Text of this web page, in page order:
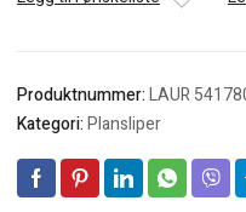
Produktnummer:LAUR
Kategori:Plansliper